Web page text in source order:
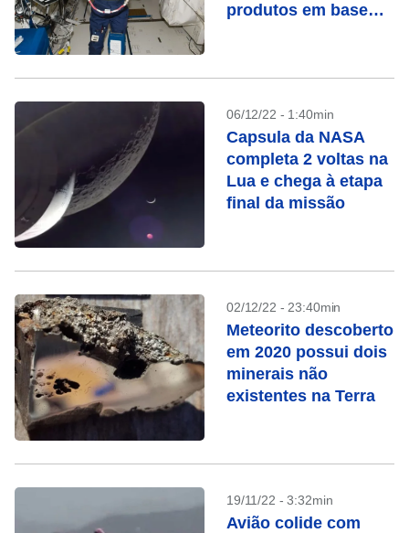
produtos em base
06/12/22 - 1:40min
Capsula da NASA
completa 2 voltas na
Lua e chega à etapa
final da missão
02/12/22 - 23:40min
Meteorito descoberto
em 2020 possui dois
minerais não
existentes na Terra
19/11/22 - 3:32min
Avião colide com